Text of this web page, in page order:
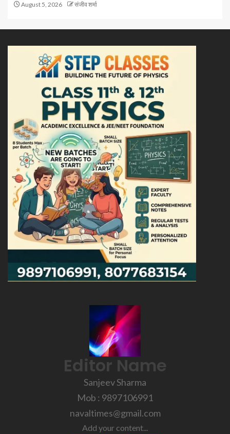
August 5, 2026 संजीव शर्मा
Editor Name
Sanjeev Sharma
Mob : 9897106991
navaltimes@gmail.com
Add your content...